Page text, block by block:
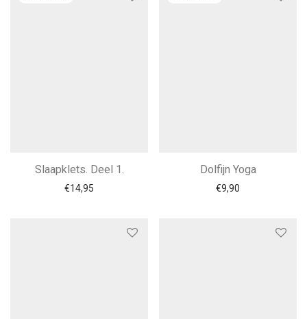
Slaapklets. Deel 1.
€14,95
Dolfijn Yoga
€9,90